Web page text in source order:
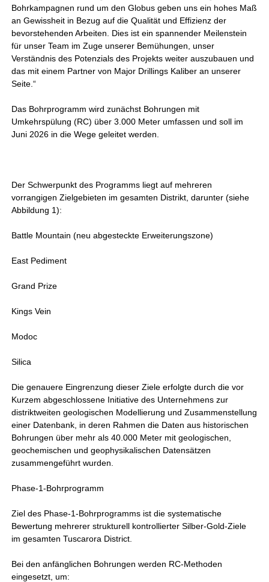
Bohrkampagnen rund um den Globus geben uns ein hohes Maß
an Gewissheit in Bezug auf die Qualität und Effizienz der
bevorstehenden Arbeiten. Dies ist ein spannender Meilenstein
für unser Team im Zuge unserer Bemühungen, unser
Verständnis des Potenzials des Projekts weiter auszubauen und
das mit einem Partner von Major Drillings Kaliber an unserer
Seite.“
Das Bohrprogramm wird zunächst Bohrungen mit
Umkehrspülung (RC) über 3.000 Meter umfassen und soll im
Juni 2026 in die Wege geleitet werden.
Der Schwerpunkt des Programms liegt auf mehreren
vorrangigen Zielgebieten im gesamten Distrikt, darunter (siehe
Abbildung 1):
Battle Mountain (neu abgesteckte Erweiterungszone)
East Pediment
Grand Prize
Kings Vein
Modoc
Silica
Die genauere Eingrenzung dieser Ziele erfolgte durch die vor
Kurzem abgeschlossene Initiative des Unternehmens zur
distriktweiten geologischen Modellierung und Zusammenstellung
einer Datenbank, in deren Rahmen die Daten aus historischen
Bohrungen über mehr als 40.000 Meter mit geologischen,
geochemischen und geophysikalischen Datensätzen
zusammengeführt wurden.
Phase-1-Bohrprogramm
Ziel des Phase-1-Bohrprogramms ist die systematische
Bewertung mehrerer strukturell kontrollierter Silber-Gold-Ziele
im gesamten Tuscarora District.
Bei den anfänglichen Bohrungen werden RC-Methoden
eingesetzt, um: